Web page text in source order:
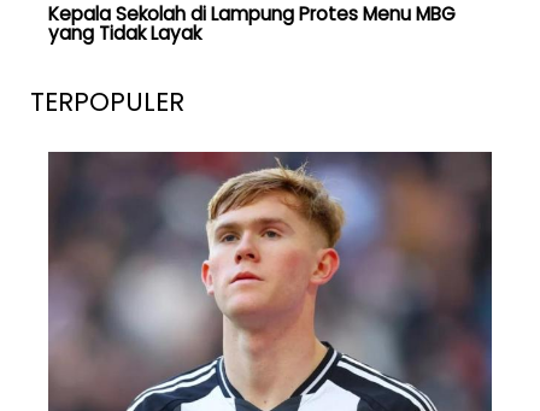
Kepala Sekolah di Lampung Protes Menu MBG
yang Tidak Layak
TERPOPULER